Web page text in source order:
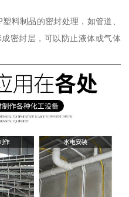
料制品的密封处理，如管道、
密封层，可以防止液体或气体